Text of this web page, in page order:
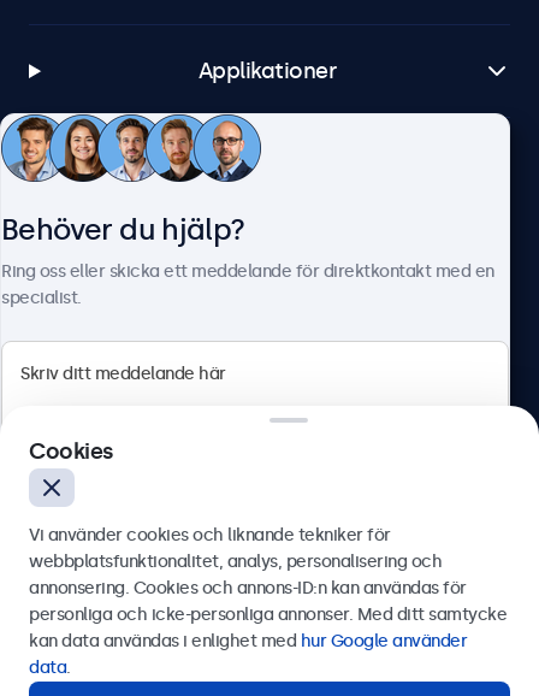
Applikationer
Kundtjänst
Olof Palmesgata 29, Stockholm, 111 22, Sverige
Svenska
Behöver du hjälp?
Ring oss eller skicka ett meddelande för direktkontakt med en
specialist.
Skicka
Cookies
Vi använder cookies och liknande tekniker för
webbplatsfunktionalitet, analys, personalisering och
annonsering. Cookies och annons-ID:n kan användas för
personliga och icke-personliga annonser. Med ditt samtycke
kan data användas i enlighet med hur Google använder
data.